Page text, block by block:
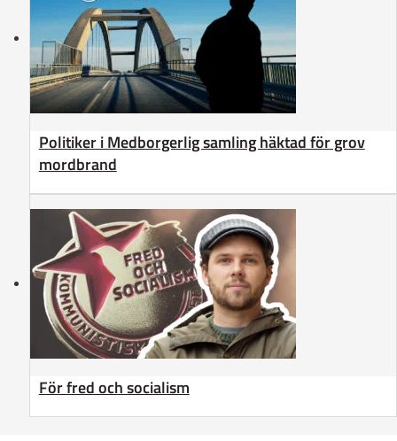
Politiker i Medborgerlig samling häktad för grov
mordbrand
För fred och socialism